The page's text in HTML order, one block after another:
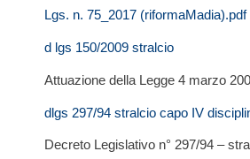
Lgs. n. 75_2017 (riformaMadia).pdf
d lgs 150/2009 stralcio
Attuazione della Legge 4 marzo
dlgs 297/94 stralcio capo IV
Decreto Legislativo n° 297/94 –